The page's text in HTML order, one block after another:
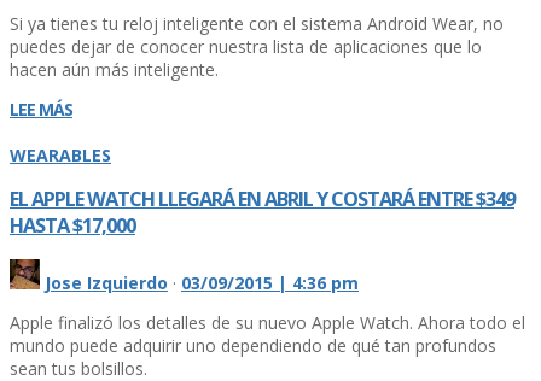
Si ya tienes tu reloj inteligente con el sistema Android Wear, no
puedes dejar de conocer nuestra lista de aplicaciones que lo
hacen aún más inteligente.
LEE MÁS
WEARABLES
EL APPLE WATCH LLEGARÁ EN ABRIL Y COSTARÁ ENTRE $349
HASTA $17,000
Jose Izquierdo · 03/09/2015 | 4:36 pm
Apple finalizó los detalles de su nuevo Apple Watch. Ahora todo el
mundo puede adquirir uno dependiendo de qué tan profundos
sean tus bolsillos.